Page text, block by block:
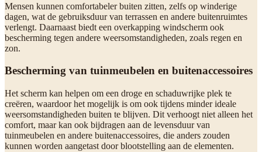
Mensen kunnen comfortabeler buiten zitten, zelfs op winderige
dagen, wat de gebruiksduur van terrassen en andere buitenruimtes
verlengt. Daarnaast biedt een overkapping windscherm ook
bescherming tegen andere weersomstandigheden, zoals regen en
zon.
Bescherming van tuinmeubelen en buitenaccessoires
Het scherm kan helpen om een droge en schaduwrijke plek te
creëren, waardoor het mogelijk is om ook tijdens minder ideale
weersomstandigheden buiten te blijven. Dit verhoogt niet alleen het
comfort, maar kan ook bijdragen aan de levensduur van
tuinmeubelen en andere buitenaccessoires, die anders zouden
kunnen worden aangetast door blootstelling aan de elementen.